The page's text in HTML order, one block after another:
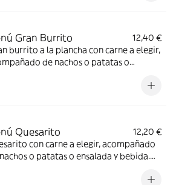
Gran Burrito
12,40 €
burrito a la plancha con carne a elegir,
de nachos o patatas o
Quesarito
12,20 €
con carne a elegir, acompañado
o patatas o ensalada y bebida.